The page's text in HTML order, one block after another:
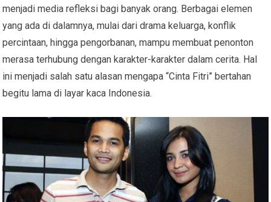
menjadi media refleksi bagi banyak orang. Berbagai elemen
yang ada di dalamnya, mulai dari drama keluarga, konflik
percintaan, hingga pengorbanan, mampu membuat penonton
merasa terhubung dengan karakter-karakter dalam cerita. Hal
ini menjadi salah satu alasan mengapa “Cinta Fitri” bertahan
begitu lama di layar kaca Indonesia.